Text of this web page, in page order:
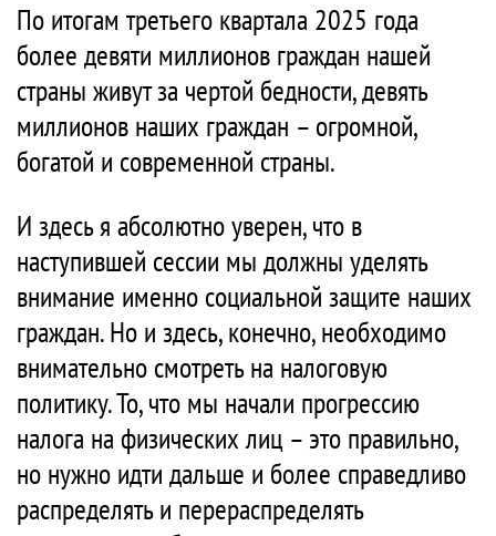
По итогам третьего квартала 2025 года
более девяти миллионов граждан нашей
страны живут за чертой бедности, девять
миллионов наших граждан – огромной,
богатой и современной страны.
И здесь я абсолютно уверен, что в
наступившей сессии мы должны уделять
внимание именно социальной защите наших
граждан. Но и здесь, конечно, необходимо
внимательно смотреть на налоговую
политику. То, что мы начали прогрессию
налога на физических лиц – это правильно,
но нужно идти дальше и более справедливо
распределять и перераспределять